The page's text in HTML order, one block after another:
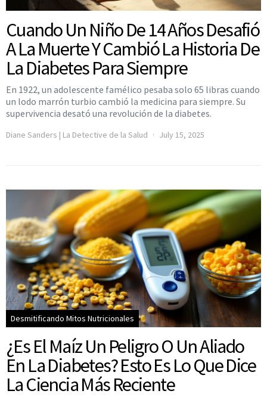
Cuando Un Niño De 14 Años Desafió
A La Muerte Y Cambió La Historia De
La Diabetes Para Siempre
En 1922, un adolescente famélico pesaba solo 65 libras cuando
un lodo marrón turbio cambió la medicina para siempre. Su
supervivencia desató una revolución de la diabetes.
Diane Sanders | La Detective de la Salud July 15, 2025
Desmitificando Mitos Nutricionales
¿Es El Maíz Un Peligro O Un Aliado
En La Diabetes? Esto Es Lo Que Dice
La Ciencia Más Reciente